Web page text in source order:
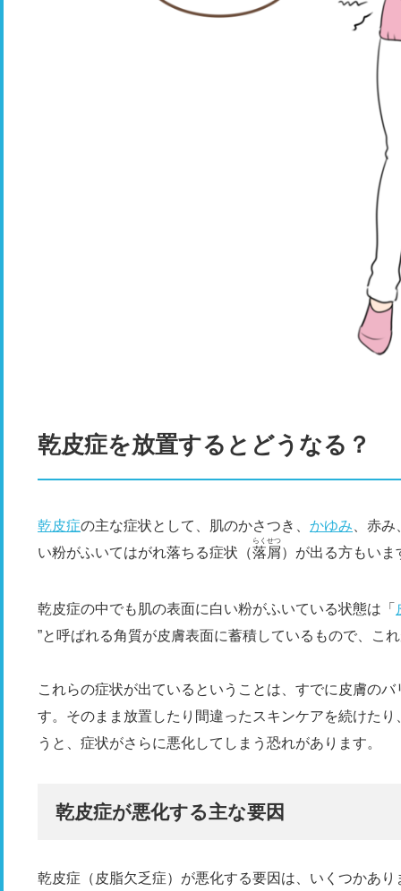
乾皮症を放置するとどうなる？
乾皮症の主な症状として、肌のかさつき、 かゆみ 、赤
い粉がふいてはがれ落ちる症状（落屑
らくせつ
）が出る方もいま
乾皮症の中でも肌の表面に白い粉がふいている状態は「
”と呼ばれる角質が皮膚表面に蓄積しているもので、こ
これらの症状が出ているということは、すでに皮膚の
す。そのまま放置したり間違ったスキンケアを続けた
うと、症状がさらに悪化してしまう恐れがあります。
乾皮症が悪化する主な要因
乾皮症（皮脂欠乏症）が悪化する要因は、いくつかあり